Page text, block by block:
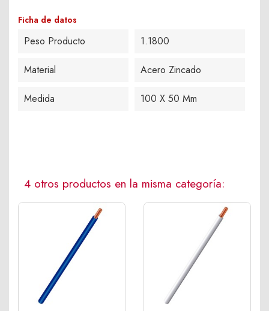
Ficha de datos
Peso Producto 1.1800
Material Acero Zincado
Medida 100 X 50 Mm
4 otros productos en la misma categoría: